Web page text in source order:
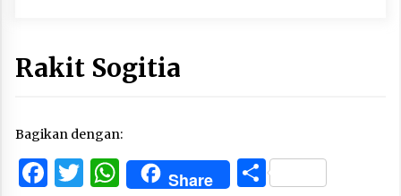
Rakit Sogitia
Bagikan dengan:
Facebook
Twitter
WhatsApp
Share Share